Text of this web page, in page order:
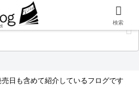
日も含めて紹介しているフログです
検索